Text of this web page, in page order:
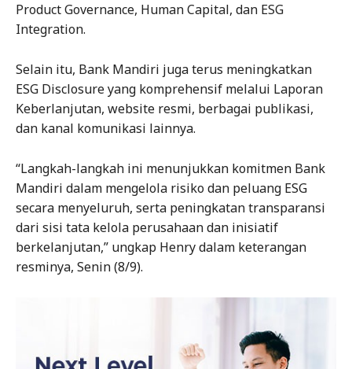
Product Governance, Human Capital, dan ESG
Integration.
Selain itu, Bank Mandiri juga terus meningkatkan
ESG Disclosure yang komprehensif melalui Laporan
Keberlanjutan, website resmi, berbagai publikasi,
dan kanal komunikasi lainnya.
“Langkah-langkah ini menunjukkan komitmen Bank
Mandiri dalam mengelola risiko dan peluang ESG
secara menyeluruh, serta peningkatan transparansi
dari sisi tata kelola perusahaan dan inisiatif
berkelanjutan,” ungkap Henry dalam keterangan
resminya, Senin (8/9).